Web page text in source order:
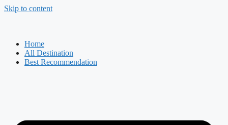
Skip to content
Home
All Destination
Best Recommendation